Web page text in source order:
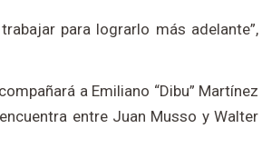
para lograrlo más adelante”,
a Emiliano “Dibu” Martínez
entre Juan Musso y Walter